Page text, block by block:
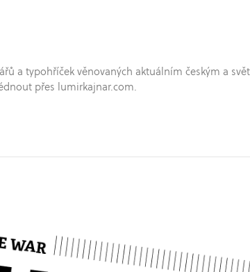
a typohříček věnovaných aktuálním českým a
přes lumirkajnar.com.